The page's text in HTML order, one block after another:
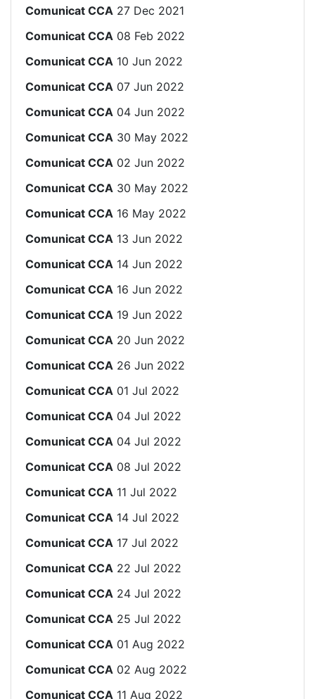
Comunicat CCA 27 Dec 2021
Comunicat CCA 08 Feb 2022
Comunicat CCA 10 Jun 2022
Comunicat CCA 07 Jun 2022
Comunicat CCA 04 Jun 2022
Comunicat CCA 30 May 2022
Comunicat CCA 02 Jun 2022
Comunicat CCA 30 May 2022
Comunicat CCA 16 May 2022
Comunicat CCA 13 Jun 2022
Comunicat CCA 14 Jun 2022
Comunicat CCA 16 Jun 2022
Comunicat CCA 19 Jun 2022
Comunicat CCA 20 Jun 2022
Comunicat CCA 26 Jun 2022
Comunicat CCA 01 Jul 2022
Comunicat CCA 04 Jul 2022
Comunicat CCA 04 Jul 2022
Comunicat CCA 08 Jul 2022
Comunicat CCA 11 Jul 2022
Comunicat CCA 14 Jul 2022
Comunicat CCA 17 Jul 2022
Comunicat CCA 22 Jul 2022
Comunicat CCA 24 Jul 2022
Comunicat CCA 25 Jul 2022
Comunicat CCA 01 Aug 2022
Comunicat CCA 02 Aug 2022
Comunicat CCA 11 Aug 2022